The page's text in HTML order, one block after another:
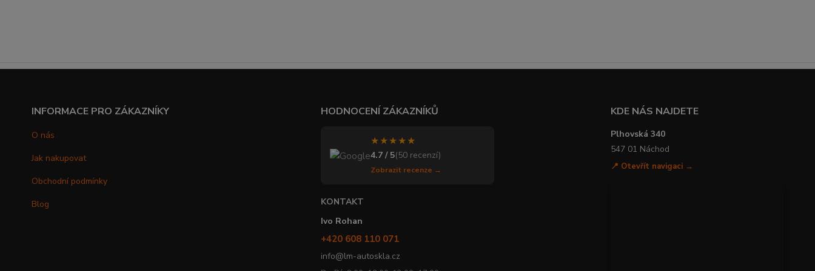
INFORMACE PRO ZÁKAZNÍKY
O nás
Jak nakupovat
Obchodní podmínky
Blog
HODNOCENÍ ZÁKAZNÍKŮ
★★★★★
4.7 / 5(50 recenzí)
Zobrazit recenze →
KONTAKT
Ivo Rohan
+420 608 110 071
info@lm-autoskla.cz
KDE NÁS NAJDETE
Plhovská 340
547 01 Náchod
📍 Otevřít navigaci →